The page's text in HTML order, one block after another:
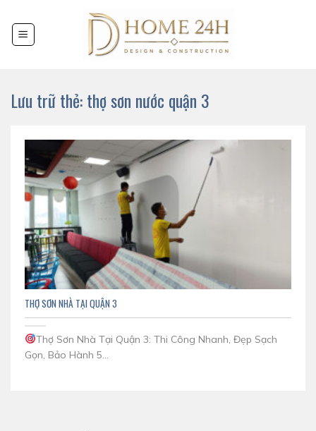
đến
nội
Lưu trữ thẻ:thợ sơn nước quận 3
THỢ SƠN NHÀ TẠI QUẬN 3
Thợ Sơn Nhà Tại Quận 3: Thi Công Nhanh, Đẹp Sạch
Gọn, Bảo Hành 5...